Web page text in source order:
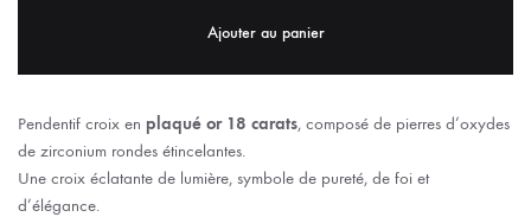
Ajouter au panier
Pendentif croix en plaqué or 18 carats, composé de pierres d’oxydes
de zirconium rondes étincelantes.
Une croix éclatante de lumière, symbole de pureté, de foi et
d’élégance.